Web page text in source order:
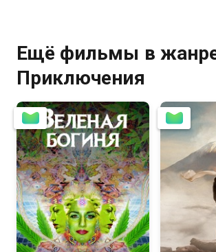
Ещё фильмы в
Приключения